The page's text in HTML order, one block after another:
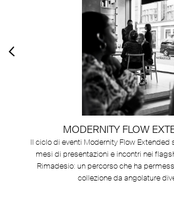
MODERNITY FLOW
Il ciclo di eventi Modernity Flow Extended
mesi di presentazioni e incontri nei
Rimadesio: un percorso che ha
collezione da angolature